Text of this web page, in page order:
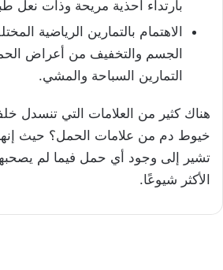
بارتداء أحذية مريحة وذات نعل
الاهتمام بالتمارين الرياضية
الجسم والتخفيف من أعراض
التمارين السباحة والمشي.
هناك كثير من العلامات التي تنسدل
خيوط دم من علامات الحمل؟ حيث إنها
تشير إلى وجود أي حمل فيما لم
الأكثر شيوعًا.